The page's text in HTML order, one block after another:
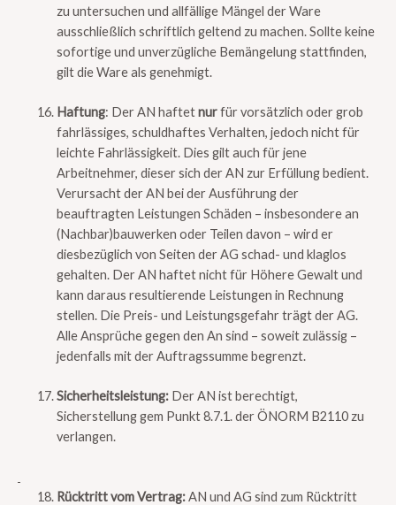
zu untersuchen und allfällige Mängel der Ware
ausschließlich schriftlich geltend zu machen. Sollte keine
sofortige und unverzügliche Bemängelung stattfinden,
gilt die Ware als genehmigt.
Haftung: Der AN haftetnurfür vorsätzlich oder grob
fahrlässiges, schuldhaftes Verhalten, jedoch nicht für
leichte Fahrlässigkeit. Dies gilt auch für jene
Arbeitnehmer, dieser sich der AN zur Erfüllung bedient.
Verursacht der AN bei der Ausführung der
beauftragten Leistungen Schäden – insbesondere an
(Nachbar)bauwerken oder Teilen davon – wird er
diesbezüglich von Seiten der AG schad- und klaglos
gehalten. Der AN haftet nicht für Höhere Gewalt und
kann daraus resultierende Leistungen in Rechnung
stellen. Die Preis- und Leistungsgefahr trägt der AG.
Alle Ansprüche gegen den An sind – soweit zulässig –
jedenfalls mit der Auftragssumme begrenzt.
Sicherheitsleistung: Der AN ist berechtigt,
Sicherstellung gem Punkt 8.7.1. der ÖNORM B2110 zu
verlangen.
Rücktritt vom Vertrag:AN und AG sind zum Rücktritt